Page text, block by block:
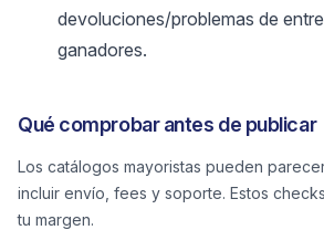
devoluciones/problemas de
ganadores.
Qué comprobar antes de publicar
Los catálogos mayoristas pueden
incluir envío, fees y soporte. Estos
tu margen.